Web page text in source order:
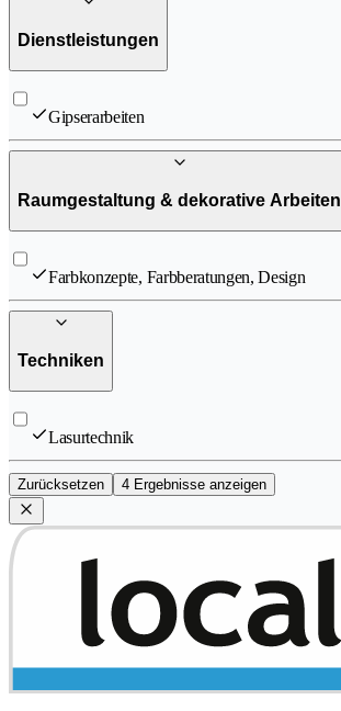
Dienstleistungen
Gipserarbeiten
Raumgestaltung & dekorative Arbeiten
Farbkonzepte, Farbberatungen, Design
Techniken
Lasurtechnik
Zurücksetzen 4 Ergebnisse anzeigen